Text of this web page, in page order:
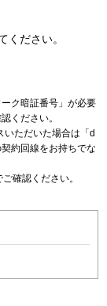
ください。
ク暗証番号」が必要
ください。
いただいた場合は「d
約回線をお持ちでな
ご確認ください。